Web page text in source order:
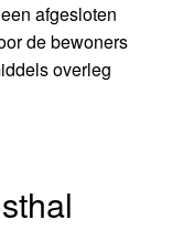
afgesloten
de bewoners
overleg